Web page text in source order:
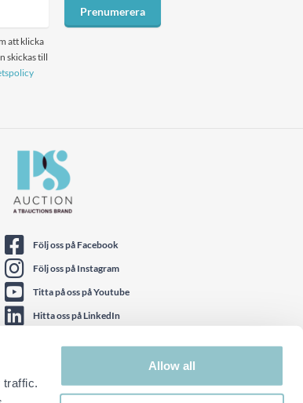
traffic.
Allow all
att klicka
skickas till
Prenumerera
Följ oss på Facebook
Följ oss på Instagram
Titta på oss på Youtube
Hitta oss på LinkedIn